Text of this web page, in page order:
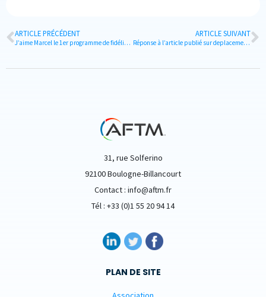
ARTICLE PRÉCÉDENT
J’aime Marcel le 1er programme de fidélité à impact positif
ARTICLE SUIVANT
Réponse à l’article publié sur deplacementspros.com en date du 24 mars 2020
31, rue Solferino
92100 Boulogne-Billancourt
Contact : info@aftm.fr
Tél : +33 (0)1 55 20 94 14
PLAN DE SITE